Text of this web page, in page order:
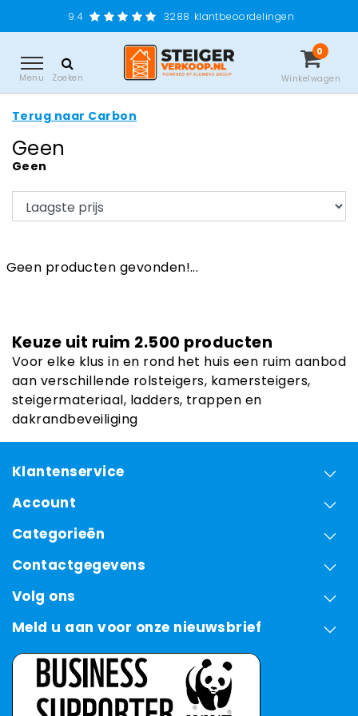
9.4 3288 klantbeoordelingen
Menu Zoeken
0
Winkelwagen
Terug naar Carbon
Geen
Geen
Geen producten gevonden!...
Keuze uit ruim 2.500 producten
Voor elke klus in en rond het huis een ruim aanbod
aan verschillende rolsteigers, kamersteigers,
steigermateriaal, ladders, trappen en
dakrandbeveiliging
Klantenservice
Account
Categorieën
Contactgegevens
Volg ons
Meld u aan voor onze nieuwsbrief